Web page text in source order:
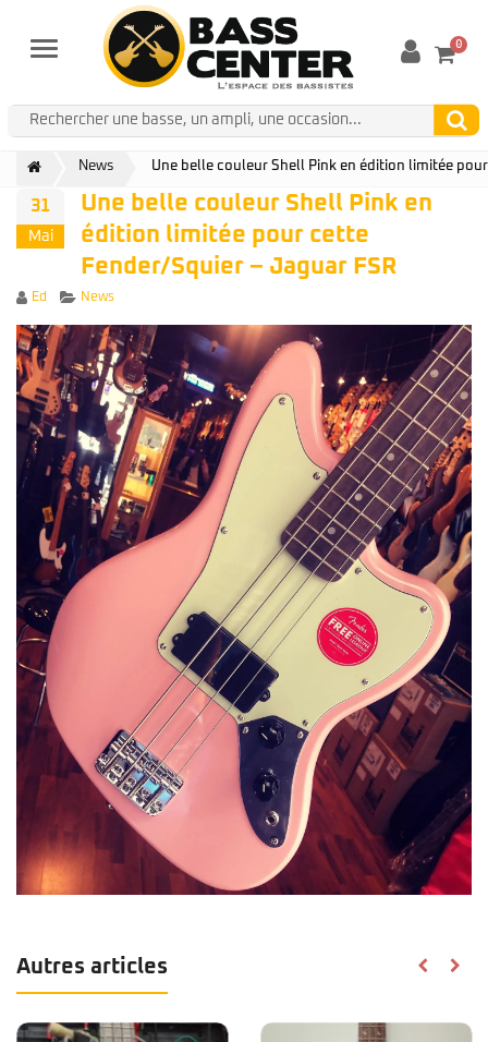
Menu 0
News Une belle couleur Shell Pink en édition limitée
31
Mai
Une belle couleur Shell Pink en
édition limitée pour cette
Fender/Squier – Jaguar FSR
Author
Ed Categories
News
Autres articles